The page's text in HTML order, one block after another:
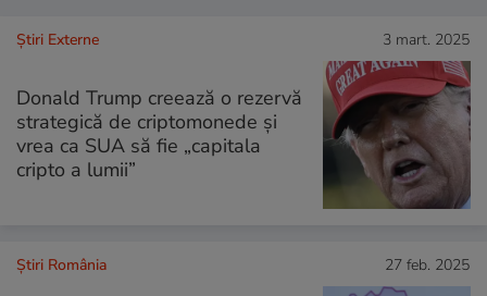
Știri Externe 3 mart. 2025
Donald Trump creează o rezervă
strategică de criptomonede și
vrea ca SUA să fie „capitala
cripto a lumii”
Știri România 27 feb. 2025